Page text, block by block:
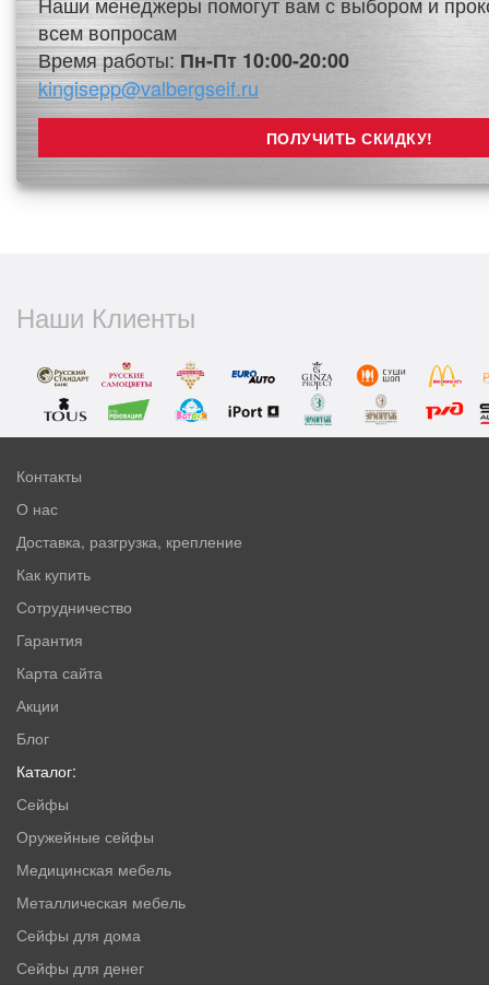
всем вопросам
Время работы: Пн-Пт 10:00-20:00
kingisepp@valbergseif.ru
Наши Клиенты
Контакты
О нас
Доставка, разгрузка, крепление
Как купить
Сотрудничество
Гарантия
Карта сайта
Акции
Блог
Каталог:
Сейфы
Оружейные сейфы
Медицинская мебель
Металлическая мебель
Сейфы для дома
Сейфы для денег